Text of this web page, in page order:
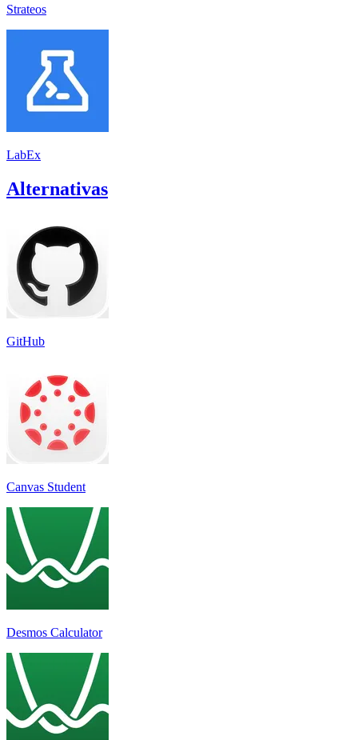
Strateos
LabEx
Alternativas
GitHub
Canvas Student
Desmos Calculator